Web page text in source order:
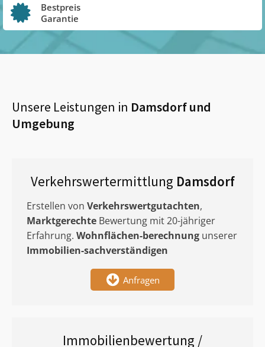
Bestpreis
Garantie
Unsere Leistungen in Damsdorfund
Umgebung
Verkehrswertermittlung Damsdorf
Erstellen von Verkehrswertgutachten,
Marktgerechte Bewertung mit 20-jähriger
Erfahrung. Wohnflächen-berechnung unserer
Immobilien-sachverständigen
Anfragen
Immobilienbewertung /